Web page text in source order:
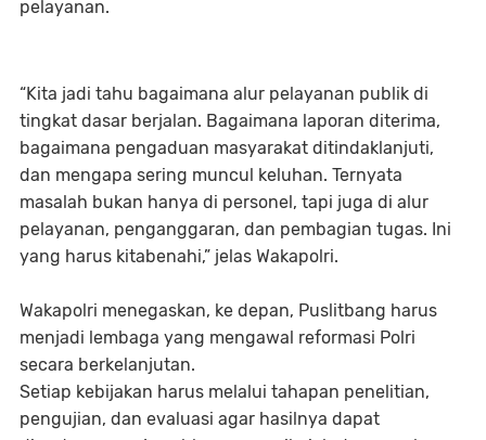
pelayanan.
“Kita jadi tahu bagaimana alur pelayanan publik di
tingkat dasar berjalan. Bagaimana laporan diterima,
bagaimana pengaduan masyarakat ditindaklanjuti,
dan mengapa sering muncul keluhan. Ternyata
masalah bukan hanya di personel, tapi juga di alur
pelayanan, penganggaran, dan pembagian tugas. Ini
yang harus kitabenahi,” jelas Wakapolri.
Wakapolri menegaskan, ke depan, Puslitbang harus
menjadi lembaga yang mengawal reformasi Polri
secara berkelanjutan.
Setiap kebijakan harus melalui tahapan penelitian,
pengujian, dan evaluasi agar hasilnya dapat